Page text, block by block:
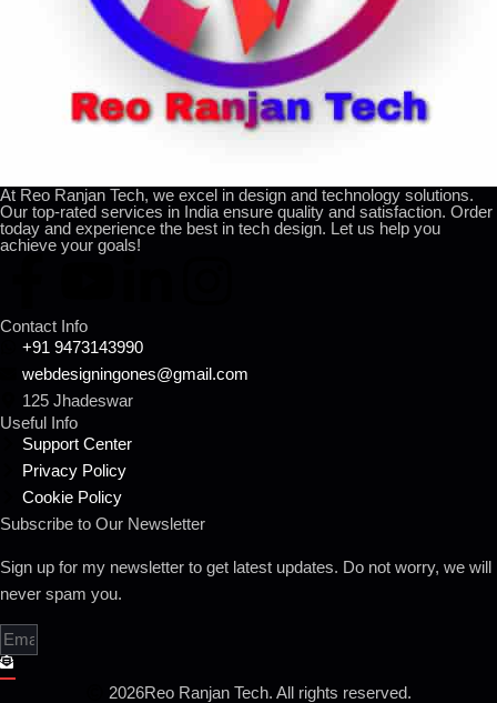
At Reo Ranjan Tech, we excel in design and technology solutions.
Our top-rated services in India ensure quality and satisfaction. Order
today and experience the best in tech design. Let us help you
achieve your goals!
Contact Info
+91 9473143990
webdesigningones@gmail.com
125 Jhadeswar
Useful Info
Support Center
Privacy Policy
Cookie Policy
Subscribe to Our Newsletter
Sign up for my newsletter to get latest updates. Do not worry, we will
never spam you.
2026Reo Ranjan Tech. All rights reserved.